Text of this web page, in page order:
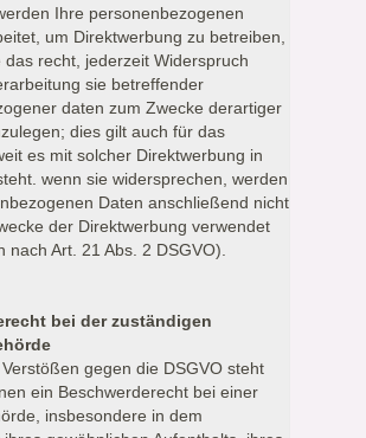
Ihre personenbezogenen
um Direktwerbung zu betreiben,
das recht, jederzeit Widerspruch
sie betreffender
daten zum Zwecke derartiger
dies gilt auch für das
es mit solcher Direktwerbung in
wenn sie widersprechen, werden
Daten anschließend nicht
der Direktwerbung verwendet
nach Art. 21 Abs. 2 DSGVO).
bei der zuständigen
Verstößen gegen die DSGVO steht
ein Beschwerderecht bei einer
insbesondere in dem